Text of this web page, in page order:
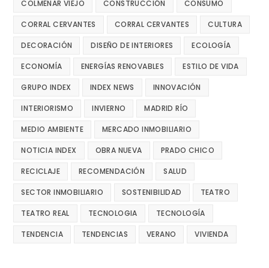
COLMENAR VIEJO CONSTRUCCIÓN CONSUMO
CORRAL CERVANTES CORRAL CERVANTES CULTURA
DECORACIÓN DISEÑO DE INTERIORES ECOLOGÍA
ECONOMÍA ENERGÍAS RENOVABLES ESTILO DE VIDA
GRUPO INDEX INDEX NEWS INNOVACIÓN
INTERIORISMO INVIERNO MADRID RÍO
MEDIO AMBIENTE MERCADO INMOBILIARIO
NOTICIA INDEX OBRA NUEVA PRADO CHICO
RECICLAJE RECOMENDACIÓN SALUD
SECTOR INMOBILIARIO SOSTENIBILIDAD TEATRO
TEATRO REAL TECNOLOGIA TECNOLOGÍA
TENDENCIA TENDENCIAS VERANO VIVIENDA